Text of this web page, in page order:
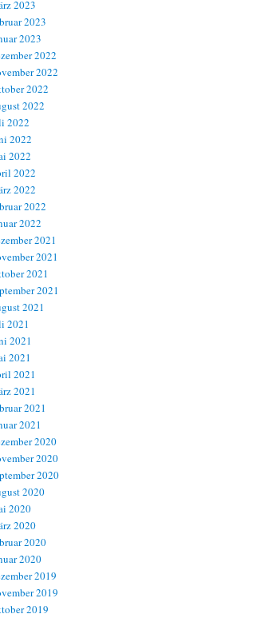
2023
2023
2023
2022
2022
2022
2022
2022
2022
2022
2022
2022
2022
2022
2021
2021
2021
2021
2021
2021
2021
2021
2021
2021
2021
2021
2020
2020
2020
2020
2020
2020
2020
2020
2019
2019
2019